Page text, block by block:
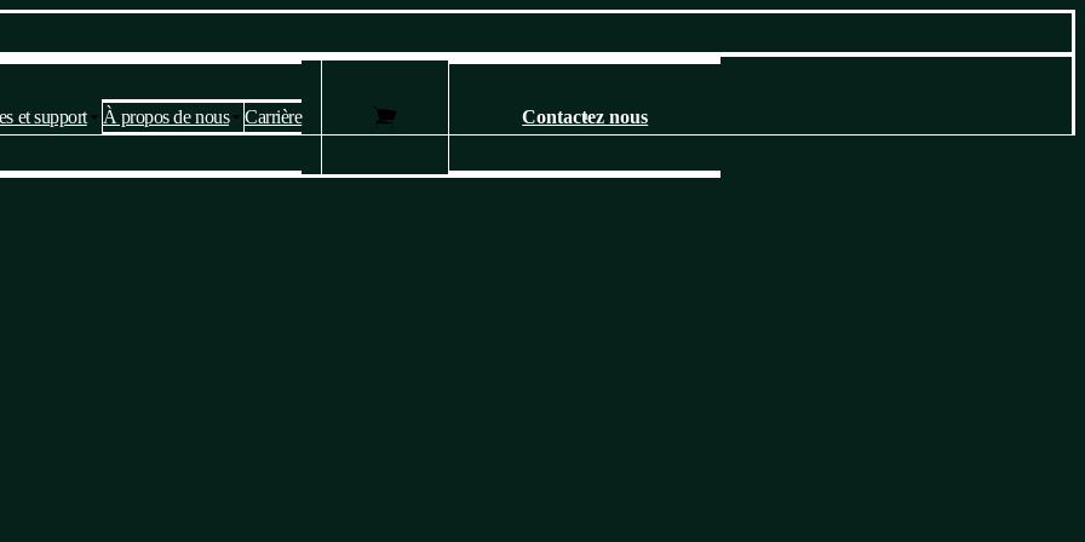
et support À propos de nous Carrière Contactez nous
Paramètres des cookies et de la
confidentialité